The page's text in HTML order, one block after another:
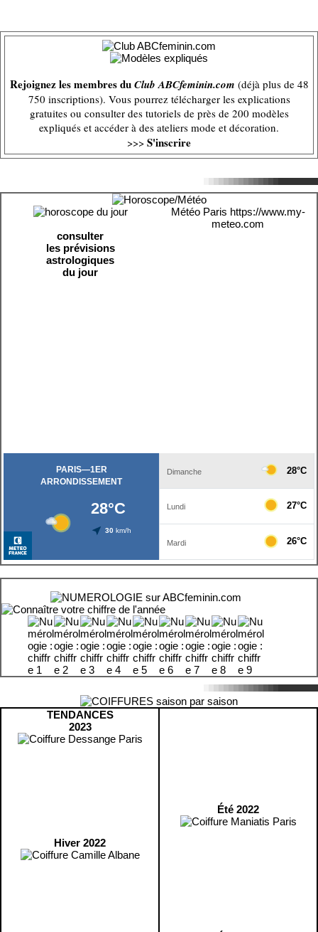
Rejoignez les membres duClub ABCfeminin.com (déjà plus de 48
750 inscriptions). Vous pourrez télécharger les explications
gratuites ou consulter des tutoriels de près de 200 modèles
expliqués et accéder à des ateliers mode et décoration.
>>> S'inscrire
consulter
les prévisions
astrologiques
du jour
Météo Paris https://www.my-
meteo.com
TENDANCES
2023
Hiver 2022
Été 2022